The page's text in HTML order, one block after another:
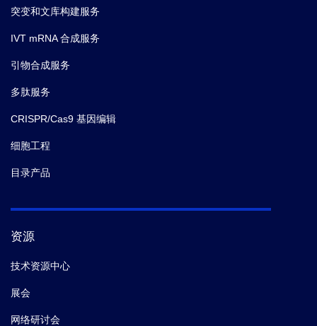
突变和文库构建服务
IVT mRNA 合成服务
引物合成服务
多肽服务
CRISPR/Cas9 基因编辑
细胞工程
目录产品
资源
技术资源中心
展会
网络研讨会